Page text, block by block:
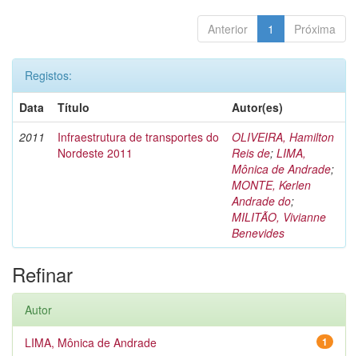
Anterior 1 Próxima
Registos:
Data
Título
Autor(es)
2011
Infraestrutura de transportes do
Nordeste 2011
OLIVEIRA, Hamilton
Reis de; LIMA,
Mônica de Andrade;
MONTE, Kerlen
Andrade do;
MILITÃO, Vivianne
Benevides
Refinar
Autor
1
LIMA, Mônica de Andrade